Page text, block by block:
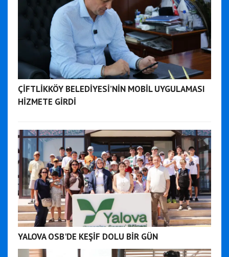
ÇİFTLİKKÖY BELEDİYESİ’NİN MOBİL UYGULAMASI
HİZMETE GİRDİ
YALOVA OSB'DE KEŞİF DOLU BİR GÜN